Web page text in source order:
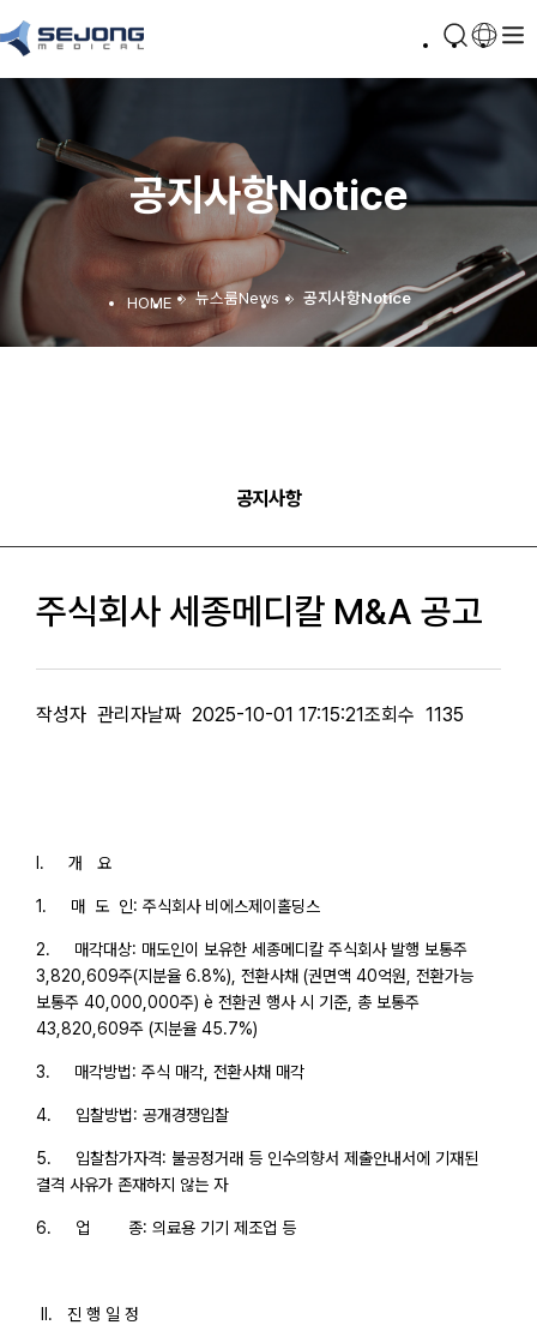
공지사항Notice
뉴스룸News 공지사항Notice
공지사항
주식회사 세종메디칼 M&A 공고
작성자 관리자날짜 2025-10-01 17:15:21조회수 1135
I. 개 요
1. 매 도 인: 주식회사 비에스제이홀딩스
2. 매각대상: 매도인이 보유한 세종메디칼 주식회사 발행 보통주
3,820,609주(지분율 6.8%), 전환사채 (권면액 40억원, 전환가능
보통주 40,000,000주) è 전환권 행사 시 기준, 총 보통주
43,820,609주 (지분율 45.7%)
3. 매각방법: 주식 매각, 전환사채 매각
4. 입찰방법: 공개경쟁입찰
5. 입찰참가자격: 불공정거래 등 인수의향서 제출안내서에 기재된
결격 사유가 존재하지 않는 자
6. 업 종: 의료용 기기 제조업 등
II. 진 행 일 정